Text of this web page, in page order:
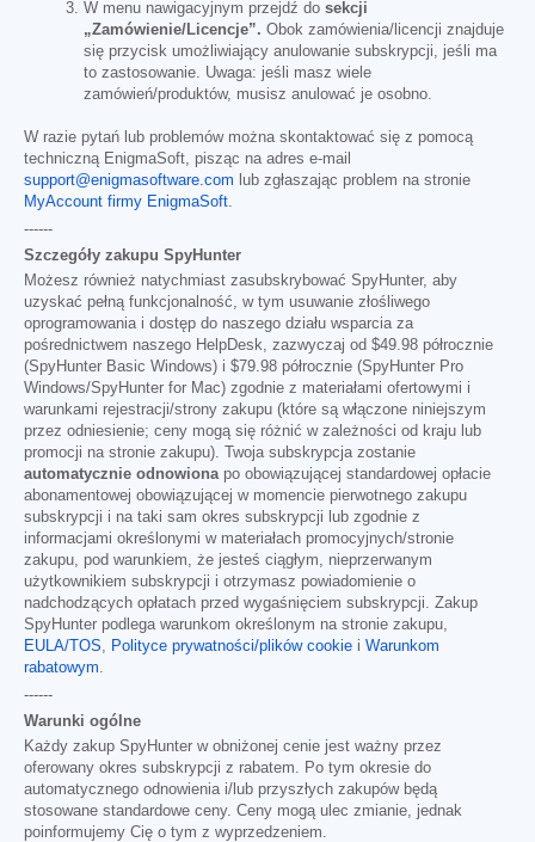
W menu nawigacyjnym przejdź do sekcji
„Zamówienie/Licencje”. Obok zamówienia/licencji znajduje
się przycisk umożliwiający anulowanie subskrypcji, jeśli ma
to zastosowanie. Uwaga: jeśli masz wiele
zamówień/produktów, musisz anulować je osobno.
W razie pytań lub problemów można skontaktować się z pomocą
techniczną EnigmaSoft, pisząc na adres e-mail
support@enigmasoftware.com lub zgłaszając problem na stronie
MyAccount firmy EnigmaSoft.
------
Szczegóły zakupu SpyHunter
Możesz również natychmiast zasubskrybować SpyHunter, aby
uzyskać pełną funkcjonalność, w tym usuwanie złośliwego
oprogramowania i dostęp do naszego działu wsparcia za
pośrednictwem naszego HelpDesk, zazwyczaj od $49.98 półrocznie
(SpyHunter Basic Windows) i $79.98 półrocznie (SpyHunter Pro
Windows/SpyHunter for Mac) zgodnie z materiałami ofertowymi i
warunkami rejestracji/strony zakupu (które są włączone niniejszym
przez odniesienie; ceny mogą się różnić w zależności od kraju lub
promocji na stronie zakupu). Twoja subskrypcja zostanie
automatycznie odnowionapo obowiązującej standardowej opłacie
abonamentowej obowiązującej w momencie pierwotnego zakupu
subskrypcji i na taki sam okres subskrypcji lub zgodnie z
informacjami określonymi w materiałach promocyjnych/stronie
zakupu, pod warunkiem, że jesteś ciągłym, nieprzerwanym
użytkownikiem subskrypcji i otrzymasz powiadomienie o
nadchodzących opłatach przed wygaśnięciem subskrypcji. Zakup
SpyHunter podlega warunkom określonym na stronie zakupu,
EULA/TOS, Polityce prywatności/plików cookie i Warunkom
rabatowym.
------
Warunki ogólne
Każdy zakup SpyHunter w obniżonej cenie jest ważny przez
oferowany okres subskrypcji z rabatem. Po tym okresie do
automatycznego odnowienia i/lub przyszłych zakupów będą
stosowane standardowe ceny. Ceny mogą ulec zmianie, jednak
poinformujemy Cię o tym z wyprzedzeniem.